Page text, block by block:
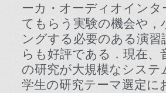
ーカ・オーディオイン
てもらう実験の機会や
ングする必要のある演
らも好評である．現在
の研究が大規模なシス
学生の研究テーマ選定に